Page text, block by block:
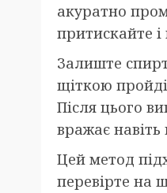
акуратно
притискайте
Залиште
щіткою
Після цього
вражає
Цей метод
перевірте на